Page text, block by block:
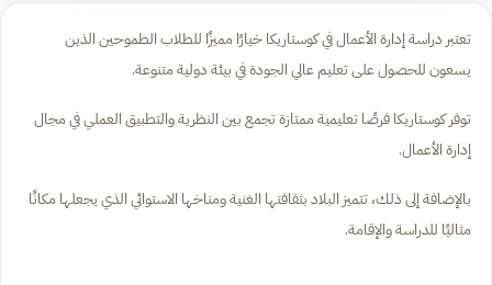
تعتبر دراسة إدارة الأعمال في كوستاريكا خيارًا مميزًا للطلاب الطموحين الذين
يسعون للحصول على تعليم عالي الجودة في بيئة دولية متنوعة.
توفر كوستاريكا فرصًا تعليمية ممتازة تجمع بين النظرية والتطبيق العملي في مجال
إدارة الأعمال.
بالإضافة إلى ذلك، تتميز البلاد بثقافتها الغنية ومناخها الاستوائي الذي يجعلها مكانًا
مثاليًا للدراسة والإقامة.